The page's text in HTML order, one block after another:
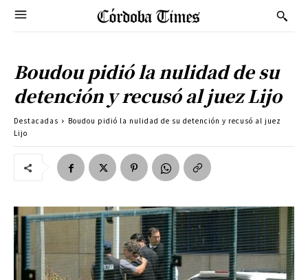
Boudou pidió la nulidad de su
detención y recusó al juez Lijo
Destacadas
Boudou pidió la nulidad de su detención y recusó al juez
Lijo